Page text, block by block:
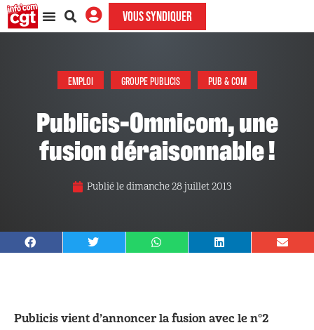
VOUS SYNDIQUER
EMPLOI GROUPE PUBLICIS PUB & COM
Publicis-Omnicom, une
fusion déraisonnable !
Publié ledimanche 28 juillet 2013
Publicis vient d’annoncer la fusion avec le n°2